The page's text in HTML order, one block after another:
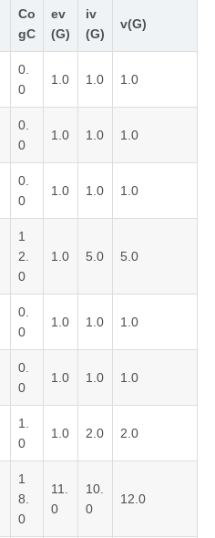
Co
gC
ev
(G)
iv
(G)
v(G)
0.
0
1.0 1.0 1.0
0.
0
1.0 1.0 1.0
0.
0
1.0 1.0 1.0
1
2.
0
1.0 5.0 5.0
0.
0
1.0 1.0 1.0
0.
0
1.0 1.0 1.0
1.
0
1.0 2.0 2.0
1
8.
0
11.
0
10.
0
12.0